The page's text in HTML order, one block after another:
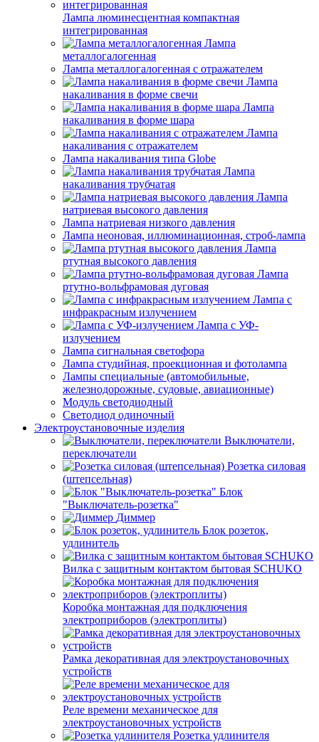
Лампа люминесцентная компактная
интегрированная
Лампа
металлогалогенная
Лампа металлогалогенная с отражателем
Лампа
накаливания в форме свечи
Лампа
накаливания в форме шара
Лампа
накаливания с отражателем
Лампа накаливания типа Globe
Лампа
накаливания трубчатая
Лампа
натриевая высокого давления
Лампа натриевая низкого давления
Лампа неоновая, иллюминационная, строб-лампа
Лампа
ртутная высокого давления
Лампа
ртутно-вольфрамовая дуговая
Лампа с
инфракрасным излучением
Лампа с УФ-
излучением
Лампа сигнальная светофора
Лампа студийная, проекционная и фотолампа
Лампы специальные (автомобильные,
железнодорожные, судовые, авиационные)
Модуль светодиодный
Светодиод одиночный
Электроустановочные изделия
Выключатели,
переключатели
Розетка силовая
(штепсельная)
Блок
"Выключатель-розетка"
Диммер
Блок розеток,
удлинитель
Вилка с защитным контактом бытовая SCHUKO
Коробка монтажная для подключения
электроприборов (электроплиты)
Рамка декоративная для электроустановочных
устройств
Реле времени механическое для
электроустановочных устройств
Розетка удлинителя